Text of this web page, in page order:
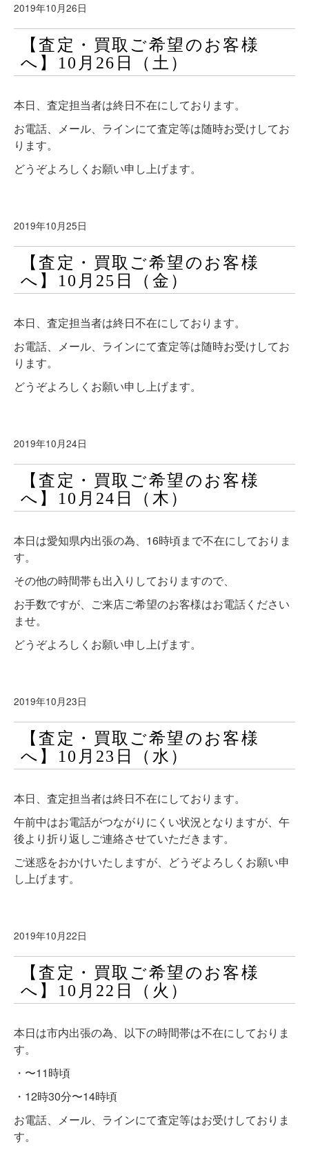
2019年10月26日
【査定・買取ご希望のお客様
へ】10月26日（土）
本日、査定担当者は終日不在にしております。
お電話、メール、ラインにて査定等は随時お受けしてお
ります。
どうぞよろしくお願い申し上げます。
2019年10月25日
【査定・買取ご希望のお客様
へ】10月25日（金）
本日、査定担当者は終日不在にしております。
お電話、メール、ラインにて査定等は随時お受けしてお
ります。
どうぞよろしくお願い申し上げます。
2019年10月24日
【査定・買取ご希望のお客様
へ】10月24日（木）
本日は愛知県内出張の為、16時頃まで不在にしておりま
す。
その他の時間帯も出入りしておりますので、
お手数ですが、ご来店ご希望のお客様はお電話ください
ませ。
どうぞよろしくお願い申し上げます。
2019年10月23日
【査定・買取ご希望のお客様
へ】10月23日（水）
本日、査定担当者は終日不在にしております。
午前中はお電話がつながりにくい状況となりますが、午
後より折り返しご連絡させていただきます。
ご迷惑をおかけいたしますが、どうぞよろしくお願い申
し上げます。
2019年10月22日
【査定・買取ご希望のお客様
へ】10月22日（火）
本日は市内出張の為、以下の時間帯は不在にしておりま
す。
・〜11時頃
・12時30分〜14時頃
お電話、メール、ラインにて査定等はお受けしておりま
す。